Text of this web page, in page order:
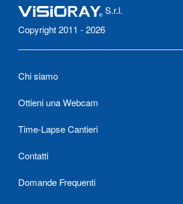
S.r.l.
Copyright 2011 - 2026
Chi siamo
Ottieni una Webcam
Time-Lapse Cantieri
Contatti
Domande Frequenti